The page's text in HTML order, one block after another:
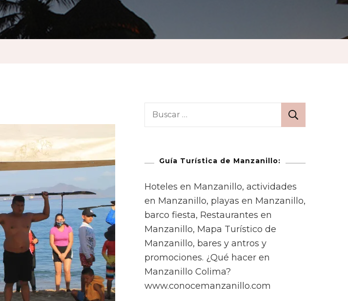
Guía Turística de Manzanillo:
Hoteles en Manzanillo, actividades
en Manzanillo, playas en Manzanillo,
barco fiesta, Restaurantes en
Manzanillo, Mapa Turístico de
Manzanillo, bares y antros y
promociones. ¿Qué hacer en
Manzanillo Colima?
www.conocemanzanillo.com